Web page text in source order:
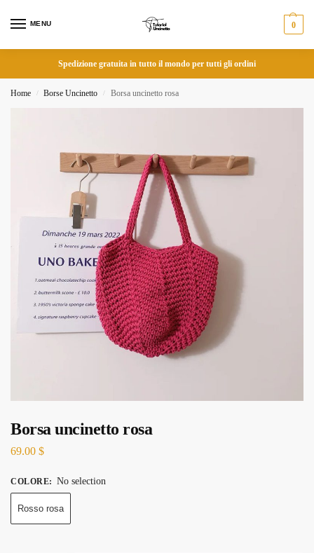
MENU 0
Spedizione gratuita in tutto il mondo per tutti gli ordini
Home / Borse Uncinetto / Borsa uncinetto rosa
Borsa uncinetto rosa
69.00 $
COLORE: No selection
Rosso rosa